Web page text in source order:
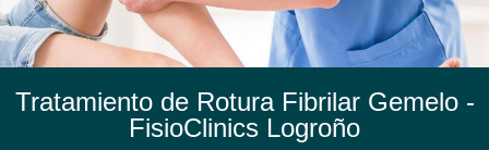
Tratamiento de Rotura Fibrilar Gemelo-
FisioClinics Logroño